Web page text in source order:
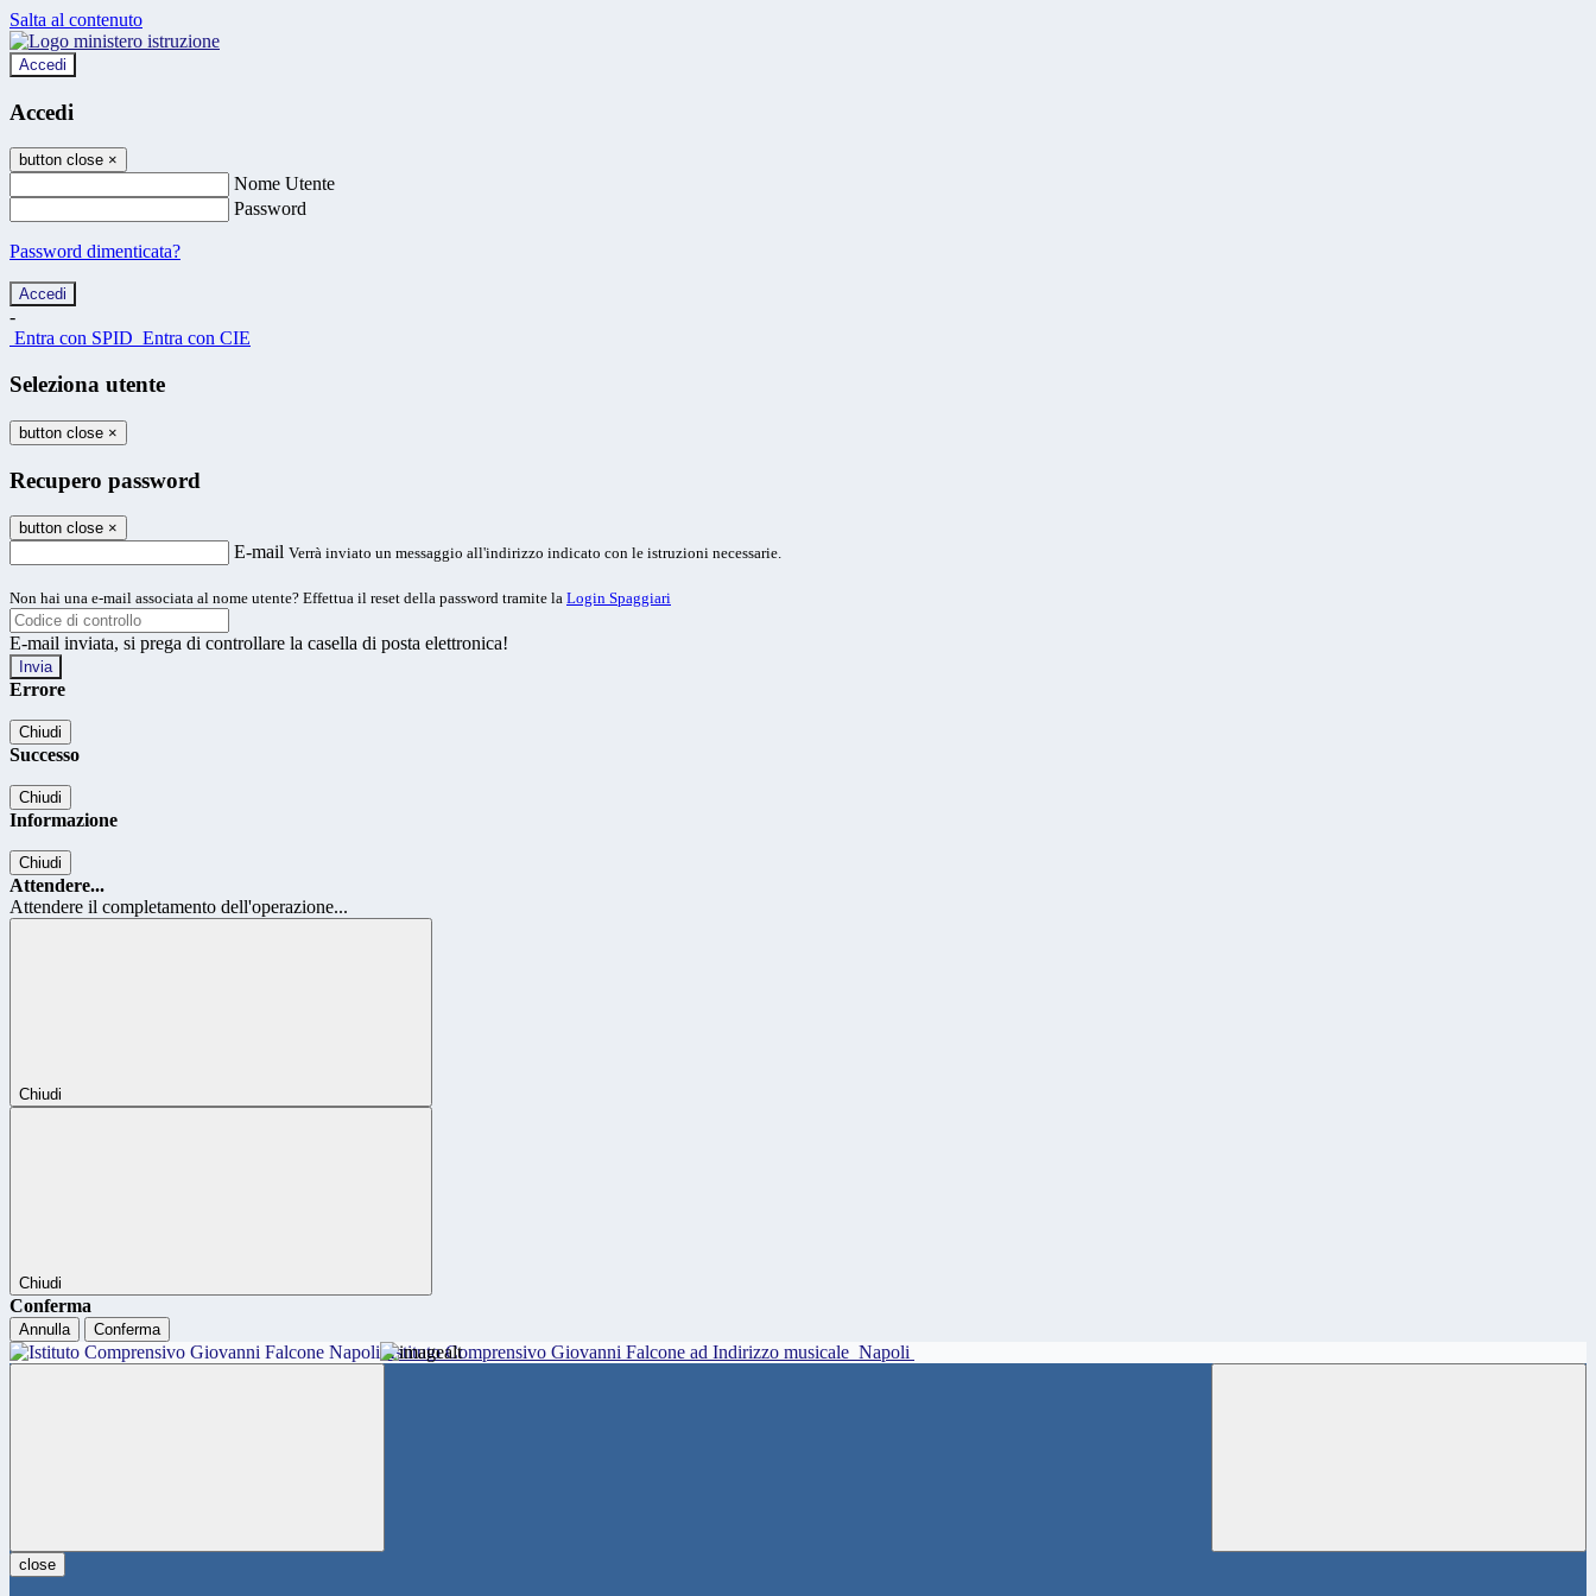
Salta al contenuto
Accedi
Accedi
button close ×
Nome Utente
Password
Password dimenticata?
-
Entra con SPID Entra con CIE
Seleziona utente
button close ×
Recupero password
button close ×
E-mail Verrà inviato un messaggio all'indirizzo indicato con le istruzioni necessarie.
Non hai una e-mail associata al nome utente? Effettua il reset della password tramite la Login Spaggiari
E-mail inviata, si prega di controllare la casella di posta elettronica!
Errore
Chiudi
Successo
Chiudi
Informazione
Chiudi
Attendere...
Attendere il completamento dell'operazione...
Chiudi
Chiudi
Conferma
Annulla Conferma
Istituto Comprensivo Giovanni Falcone ad Indirizzo musicale Napoli
close